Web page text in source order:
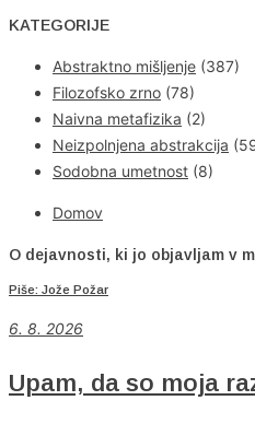
KATEGORIJE
Abstraktno mišljenje (387)
Filozofsko zrno (78)
Naivna metafizika (2)
Neizpolnjena abstrakcija
Sodobna umetnost (8)
Domov
O dejavnosti, ki jo objavljam v
Piše: Jože Požar
6. 8. 2026
Upam, da so moja